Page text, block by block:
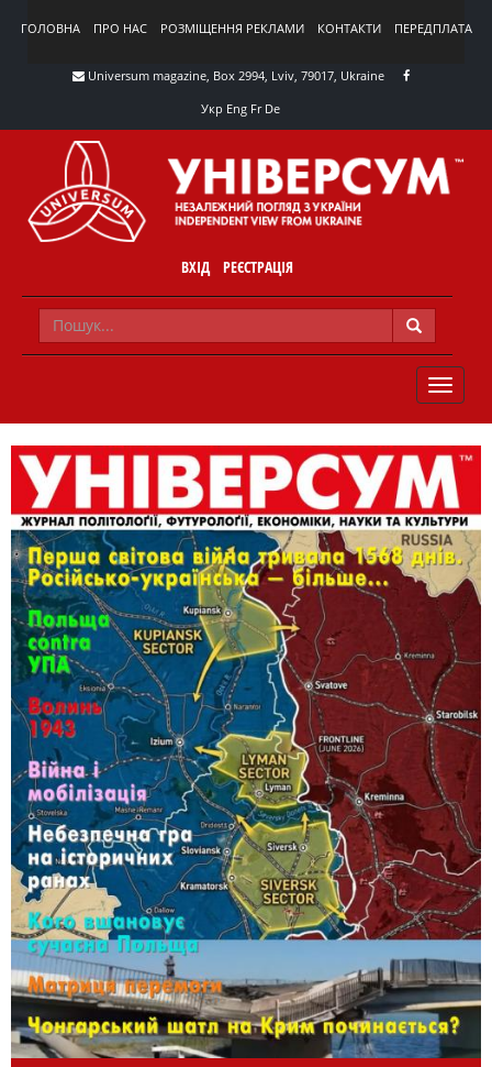
ГОЛОВНА ПРО НАС РОЗМІЩЕННЯ РЕКЛАМИ КОНТАКТИ ПЕРЕДПЛАТА
Universum magazine, Box 2994, Lviv, 79017, Ukraine
Укр Eng Fr De
ВХІД РЕЄСТРАЦІЯ
TOGGLE